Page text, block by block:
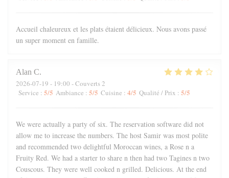
Accueil chaleureux et les plats étaient délicieux. Nous avons passé
un super moment en famille.
Alan C
2026-07-19 - 19:00 - Couverts 2
Service : 5/5 Ambiance : 5/5 Cuisine : 4/5 Qualité / Prix : 5/5
We were actually a party of six. The reservation software did not
allow me to increase the numbers. The host Samir was most polite
and recommended two delightful Moroccan wines, a Rose n a
Fruity Red. We had a starter to share n then had two Tagines n two
Couscous. They were well cooked n grilled. Delicious. At the end